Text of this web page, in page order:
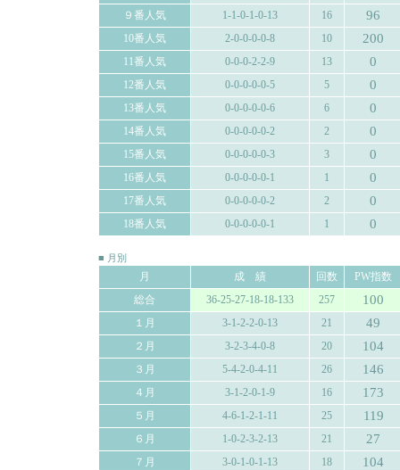
９番人気 1-1-0-1-0-13 16 96
10番人気 2-0-0-0-0-8 10 200
11番人気 0-0-0-2-2-9 13 0
12番人気 0-0-0-0-0-5 5 0
13番人気 0-0-0-0-0-6 6 0
14番人気 0-0-0-0-0-2 2 0
15番人気 0-0-0-0-0-3 3 0
16番人気 0-0-0-0-0-1 1 0
17番人気 0-0-0-0-0-2 2 0
18番人気 0-0-0-0-0-1 1 0
■ 月別
月 成 績 回数
PW指数
総合
36-25-27-18-18-133 257 100
１月 3-1-2-2-0-13 21 49
２月 3-2-3-4-0-8 20 104
３月 5-4-2-0-4-11 26 146
４月 3-1-2-0-1-9 16 173
５月 4-6-1-2-1-11 25 119
６月 1-0-2-3-2-13 21 27
７月 3-0-1-0-1-13 18 104